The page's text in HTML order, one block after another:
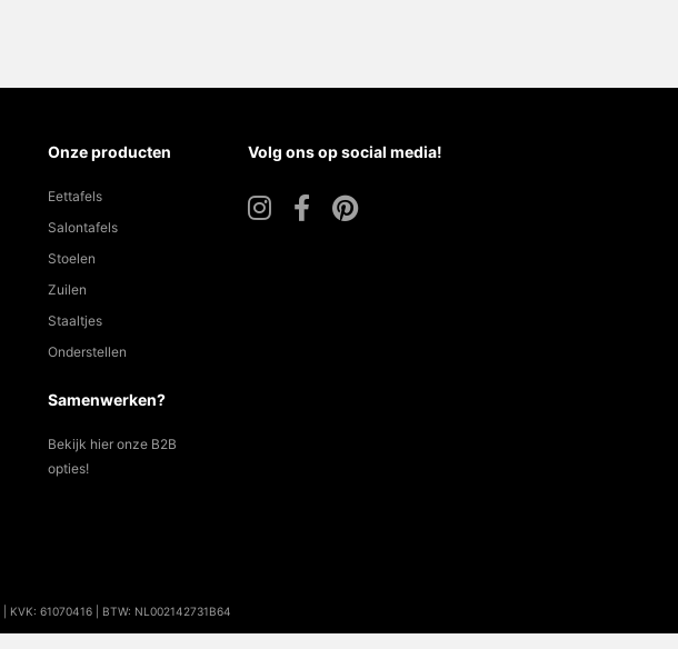
Onze producten
Eettafels
Salontafels
Stoelen
Zuilen
Staaltjes
Onderstellen
Samenwerken?
Bekijk hier onze B2B
opties!
Volg ons op social media!
| KVK: 61070416 | BTW: NL002142731B64